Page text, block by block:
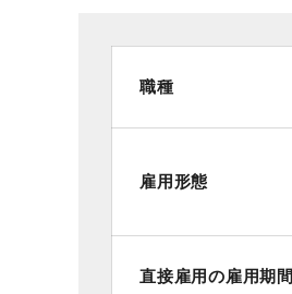
職種
雇用形態
直接雇用の雇用期間